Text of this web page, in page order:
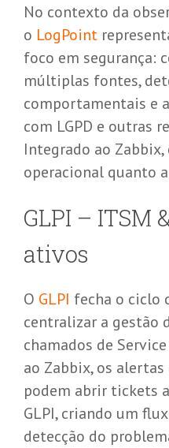
No contexto da
o LogPoint
foco em segurança:
múltiplas fontes,
comportamentais e
com LGPD e outras
Integrado ao Zabbix,
operacional quanto
GLPI – ITSM
ativos
O GLPI fecha o ciclo
centralizar a gestão
chamados de
ao Zabbix, os
podem abrir tickets
GLPI, criando um
detecção do